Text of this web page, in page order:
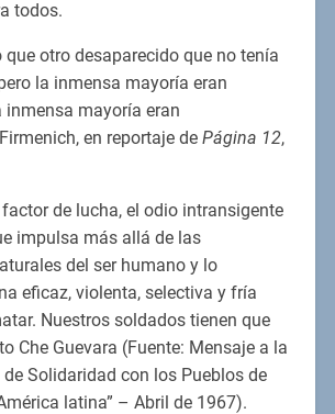
todos.
que otro desaparecido que no tenía
la inmensa mayoría eran
inmensa mayoría eran
en reportaje de Página 12,
de lucha, el odio intransigente
impulsa más allá de las
del ser humano y lo
eficaz, violenta, selectiva y fría
Nuestros soldados tienen que
Che Guevara (Fuente: Mensaje a la
de Solidaridad con los Pueblos de
latina” – Abril de 1967).